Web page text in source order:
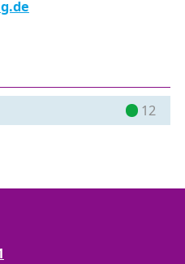
Netzanschlüssen
Verwahren des
12